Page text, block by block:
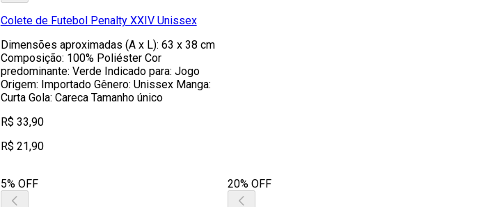
Colete de Futebol Penalty XXIV Unissex
Dimensões aproximadas (A x L): 63 x 38 cm
Composição: 100% Poliéster Cor
predominante: Verde Indicado para: Jogo
Origem: Importado Gênero: Unissex Manga:
Curta Gola: Careca Tamanho único
R$ 33,90
R$ 21,90
5% OFF 20% OFF